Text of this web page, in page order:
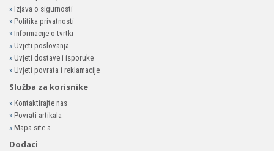
» Izjava o sigurnosti
» Politika privatnosti
» Informacije o tvrtki
» Uvjeti poslovanja
» Uvjeti dostave i isporuke
» Uvjeti povrata i reklamacije
Služba za korisnike
» Kontaktirajte nas
» Povrati artikala
» Mapa site-a
Dodaci